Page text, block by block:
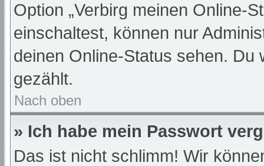
Option „Verbirg meinen Online-
einschaltest, können nur
deinen Online-Status sehen.
gezählt.
Nach oben
» Ich habe mein Passwort
Das ist nicht schlimm! Wir